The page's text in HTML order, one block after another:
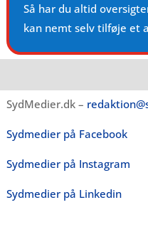
Så har du altid
kan nemt selv tilføje et
SydMedier.dk –
Sydmedier på Facebook
Sydmedier på Instagram
Sydmedier på Linkedin